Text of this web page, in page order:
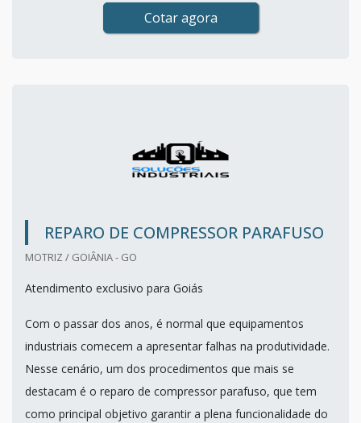
Cotar agora
REPARO DE COMPRESSOR PARAFUSO
MOTRIZ / GOIÂNIA - GO
Atendimento exclusivo para Goiás
Com o passar dos anos, é normal que equipamentos
industriais comecem a apresentar falhas na produtividade.
Nesse cenário, um dos procedimentos que mais se
destacam é o reparo de compressor parafuso, que tem
como principal objetivo garantir a plena funcionalidade do